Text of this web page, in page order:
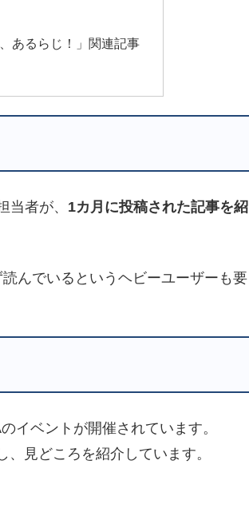
あるらじ！」関連記事
者が、 1カ月に投稿された記事を紹
んでいるというヘビーユーザーも要
イベントが開催されています。
見どころを紹介しています。